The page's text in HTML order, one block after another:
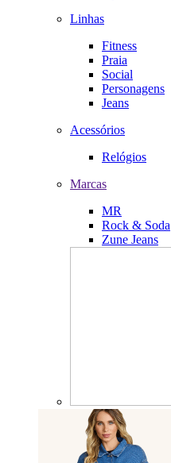
Linhas
Fitness
Praia
Social
Personagens
Jeans
Acessórios
Relógios
Marcas
MR
Rock & Soda
Zune Jeans